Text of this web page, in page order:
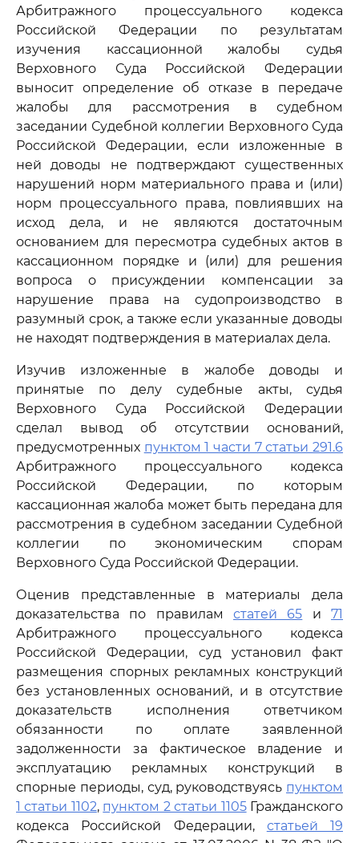
Арбитражного процессуального кодекса
Российской Федерации по результатам
изучения кассационной жалобы судья
Верховного Суда Российской Федерации
выносит определение об отказе в передаче
жалобы для рассмотрения в судебном
заседании Судебной коллегии Верховного Суда
Российской Федерации, если изложенные в
ней доводы не подтверждают существенных
нарушений норм материального права и (или)
норм процессуального права, повлиявших на
исход дела, и не являются достаточным
основанием для пересмотра судебных актов в
кассационном порядке и (или) для решения
вопроса о присуждении компенсации за
нарушение права на судопроизводство в
разумный срок, а также если указанные доводы
не находят подтверждения в материалах дела.
Изучив изложенные в жалобе доводы и
принятые по делу судебные акты, судья
Верховного Суда Российской Федерации
сделал вывод об отсутствии оснований,
предусмотренных пунктом 1 части 7 статьи 291.6
Арбитражного процессуального кодекса
Российской Федерации, по которым
кассационная жалоба может быть передана для
рассмотрения в судебном заседании Судебной
коллегии по экономическим спорам
Верховного Суда Российской Федерации.
Оценив представленные в материалы дела
доказательства по правилам статей 65 и71
Арбитражного процессуального кодекса
Российской Федерации, суд установил факт
размещения спорных рекламных конструкций
без установленных оснований, и в отсутствие
доказательств исполнения ответчиком
обязанности по оплате заявленной
задолженности за фактическое владение и
эксплуатацию рекламных конструкций в
спорные периоды, суд, руководствуясь пунктом
1 статьи 1102, пунктом 2 статьи 1105Гражданского
кодекса Российской Федерации, статьей 19